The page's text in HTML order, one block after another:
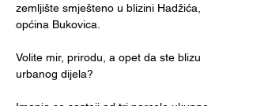
zemljište smješteno u blizini Hadžića,
općina Bukovica.
Volite mir, prirodu, a opet da ste blizu
urbanog dijela?